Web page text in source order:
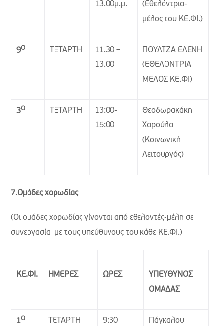
13.00μ.μ.
(Εθελόντρια-
μέλος του ΚΕ.ΦΙ.)
9Ο ΤΕΤΑΡΤΗ
11.30 –
13.00
ΠΟΥΛΤΖΑ ΕΛΕΝΗ
(ΕΘΕΛΟΝΤΡΙΑ
ΜΕΛΟΣ ΚΕ.ΦΙ)
3Ο ΤΕΤΑΡΤΗ
13:00-
15:00
Θεοδωρακάκη
Χαρούλα
(Κοινωνική
Λειτουργός)
7.Ομάδες χορωδίας
(Οι ομάδες χορωδίας γίνονται από εθελοντές-μέλη σε
συνεργασία με τους υπεύθυνους του κάθε ΚΕ.ΦΙ.)
ΚΕ.ΦΙ. ΗΜΕΡΕΣ ΩΡΕΣ
ΥΠΕΥΘΥΝΟΣ
ΟΜΑΔΑΣ
1Ο ΤΕΤΑΡΤΗ
9:30
Πάγκαλου